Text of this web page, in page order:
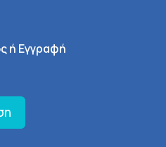
ή Εγγραφή